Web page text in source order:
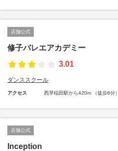
店舗公式
修子バレエアカデミー
3.01
ダンススクール
アクセス 西早稲田駅から420m （徒歩6分）
店舗公式
Inception